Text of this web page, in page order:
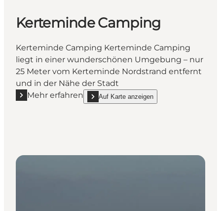
Kerteminde Camping
Kerteminde Camping Kerteminde Camping
liegt in einer wunderschönen Umgebung – nur
25 Meter vom Kerteminde Nordstrand entfernt
und in der Nähe der Stadt
Mehr erfahren
Mehr erfahren "Kerteminde Camping"
Auf Karte anzeigen
show Kerteminde Camping on_map